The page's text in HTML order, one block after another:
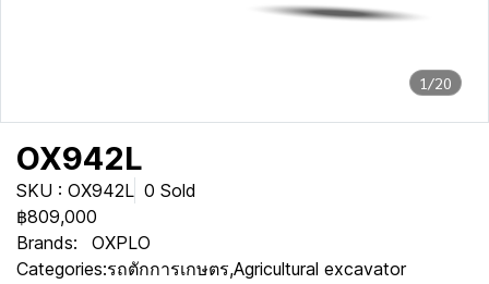
1/20
OX942L
SKU : OX942L 0 Sold
฿809,000
Brands:
OXPLO
Categories:รถตักการเกษตร,Agricultural excavator